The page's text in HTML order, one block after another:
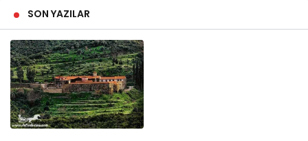
SON YAZILAR